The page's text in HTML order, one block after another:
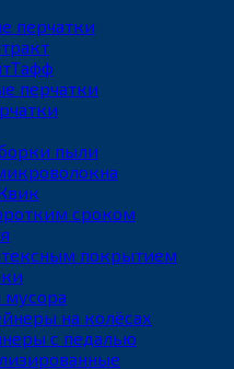
перчатки
перчатки
пыли
сроком
покрытием
мусора
на колёсах
с педалью